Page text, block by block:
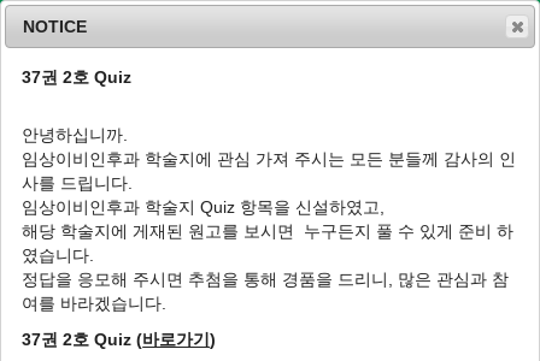
n
v
J Clin Otolaryngol Head Neck Surg
27(2 ): 246-261
pISSN: 1225-0244, eISSN: 2713-833X
DOI:https://doi.org/10.35420/jcohns.2016.27.2.246
종설
청각신경병성 스펙트럼 장애
김진동 1 , *
NOTICE
37권 2호 Quiz
안녕하십니까.
임상이비인후과 학술지에 관심 가져 주시는 모든 분들께 감사의 인
사를 드립니다.
임상이비인후과 학술지 Quiz 항목을 신설하였고,
해당 학술지에 게재된 원고를 보시면 누구든지 풀 수 있게 준비 하
였습니다.
정답을 응모해 주시면 추첨을 통해 경품을 드리니, 많은 관심과 참
여를 바라겠습니다.
37권 2호 Quiz (바로가기)